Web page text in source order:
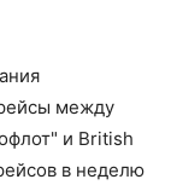
между
и British
в неделю